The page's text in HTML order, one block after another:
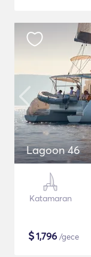
Lagoon 46
Katamaran
$1,796 /gece